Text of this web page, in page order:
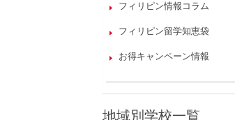
フィリピン情報コラム
フィリピン留学知恵袋
お得キャンペーン情報
地域別学校一覧